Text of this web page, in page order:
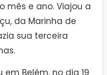
mês e ano. Viajou a
da Marinha de
sua terceira
Belém, no dia 19